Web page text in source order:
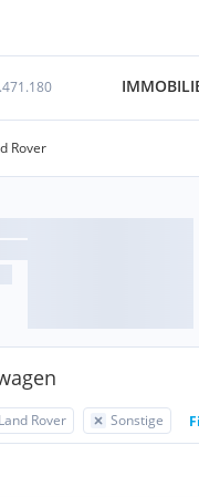
Rover
Land Rover Sonstige